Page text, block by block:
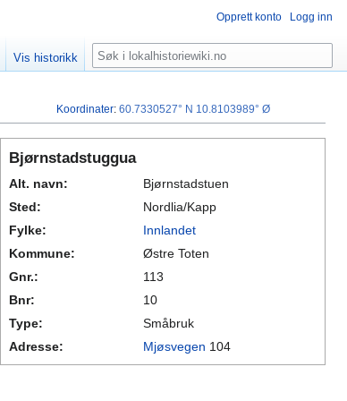
Bjørnstadstuggua
Alt. navn:
Bjørnstadstuen
Sted:
Nordlia/Kapp
Fylke:
Innlandet
Kommune:
Østre Toten
Gnr.:
113
Bnr:
10
Type:
Småbruk
Adresse:
Mjøsvegen 104
Koordinater:60.7330527° N 10.8103989° Ø
Opprett konto Logg inn
Vis historikk Søk